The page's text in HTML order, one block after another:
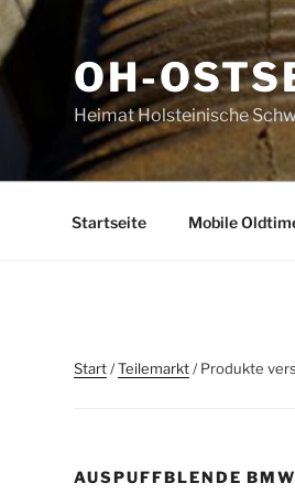
OH-
Heimat Holsteinische
Startseite Mobile
Start/Teilemarkt/ Produkte
AUSPUFFBLENDE